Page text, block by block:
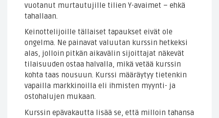
vuotanut murtautujille tilien Y-avaimet – ehkä
tahallaan.
Keinottelijoille tällaiset tapaukset eivät ole
ongelma. Ne painavat valuutan kurssin hetkeksi
alas, jolloin pitkän aikavälin sijoittajat näkevät
tilaisuuden ostaa halvalla, mikä vetää kurssin
kohta taas nousuun. Kurssi määräytyy tietenkin
vapailla markkinoilla eli ihmisten myynti- ja
ostohalujen mukaan.
Kurssin epävakautta lisää se, että milloin tahansa